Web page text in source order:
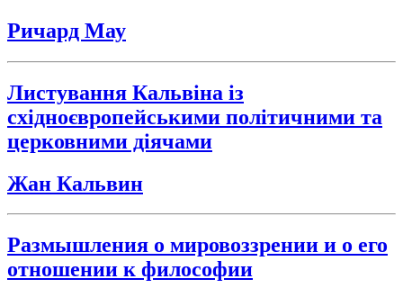
Ричард Мау
Листування Кальвіна із
східноєвропейськими політичними та
церковними діячами
Жан Кальвин
Размышления о мировоззрении и о его
отношении к философии